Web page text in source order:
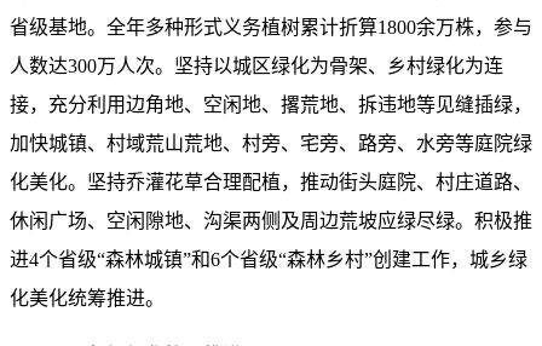
省级基地。全年多种形式义务植树累计折算1800余万株，参与
人数达300万人次。坚持以城区绿化为骨架、乡村绿化为连
接，充分利用边角地、空闲地、撂荒地、拆违地等见缝插绿，
加快城镇、村域荒山荒地、村旁、宅旁、路旁、水旁等庭院绿
化美化。坚持乔灌花草合理配植，推动街头庭院、村庄道路、
休闲广场、空闲隙地、沟渠两侧及周边荒坡应绿尽绿。积极推
进4个省级“森林城镇”和6个省级“森林乡村”创建工作，城乡绿
化美化统筹推进。